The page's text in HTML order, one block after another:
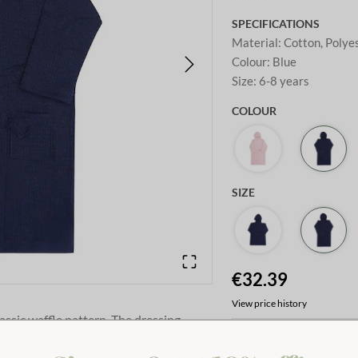
waffle pattern. The dressing
SPECIFICATIONS
Material:Cotton,
Colour: Blue
Size: 6-8 years
COLOUR
SIZE
€32.39
View price history